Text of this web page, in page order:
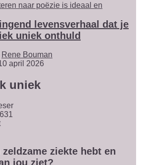
naar poëzie is ideaal en
levensverhaal dat je
uniek onthuld
Rene Bouman
april 2026
uniek
ziekte hebt en
jou ziet?